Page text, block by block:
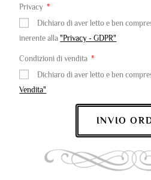
Privacy
Dichiaro di aver letto e ben
inerente alla"Privacy - GDPR"
Condizioni di vendita
Dichiaro di aver letto e ben
Vendita"
INVIO